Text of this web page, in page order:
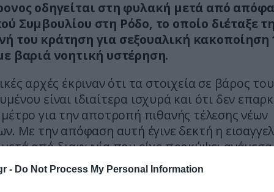
- Do Not Process My Personal Information
οδηγείται στη φυλακή μετά από
Συμβουλίου στη Ρόδο, το οποίο διέταξε
του κράτηση για σεξουαλική κακοποίηση
βαριά νοητική υστέρηση.
αρχές έκριναν ότι τα στοιχεία σε βάρος του
είναι ιδιαίτερα ισχυρά και ότι δεν
για την αποτροπή πιθανής τέλεσης νέων
Με την απόφαση αυτή έγινε δεκτή η
από διαφωνία που είχε προκύψει
την εισαγγελέα πλημμελειοδικών.